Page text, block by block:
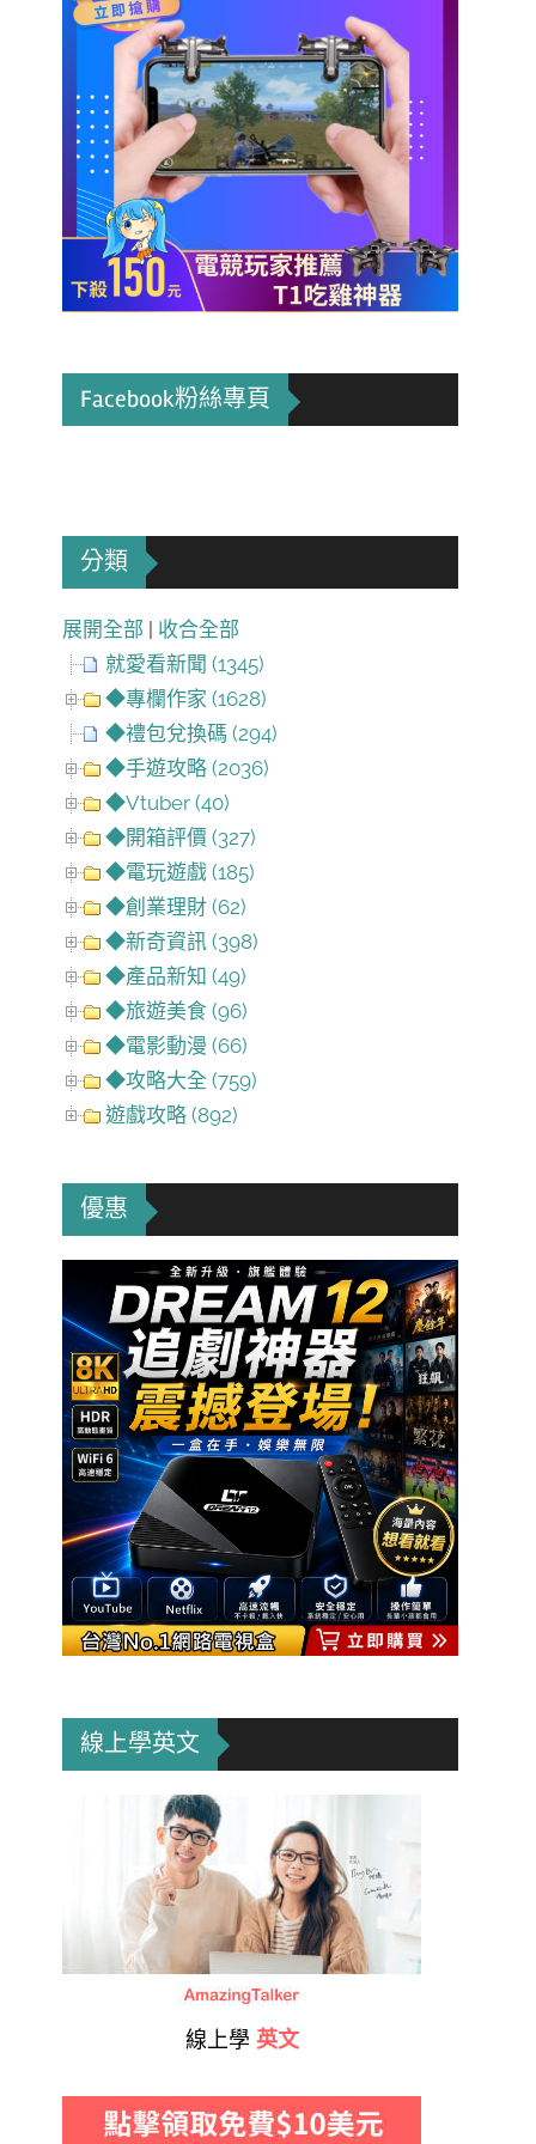
Facebook粉絲專頁
分類
展開全部 | 收合全部
就愛看新聞 (1345)
◆專欄作家 (1628)
◆禮包兌換碼 (294)
◆手遊攻略 (2036)
◆Vtuber (40)
◆開箱評價 (327)
◆電玩遊戲 (185)
◆創業理財 (62)
◆新奇資訊 (398)
◆產品新知 (49)
◆旅遊美食 (96)
◆電影動漫 (66)
◆攻略大全 (759)
遊戲攻略 (892)
優惠
線上學英文
線上學 英文